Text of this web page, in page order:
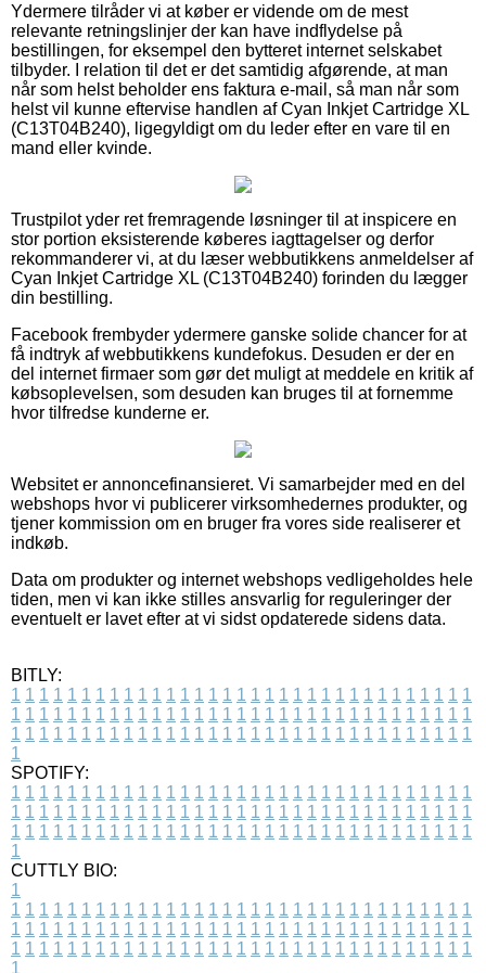
Ydermere tilråder vi at køber er vidende om de mest
relevante retningslinjer der kan have indflydelse på
bestillingen, for eksempel den bytteret internet selskabet
tilbyder. I relation til det er det samtidig afgørende, at man
når som helst beholder ens faktura e-mail, så man når som
helst vil kunne eftervise handlen af Cyan Inkjet Cartridge XL
(C13T04B240), ligegyldigt om du leder efter en vare til en
mand eller kvinde.
Trustpilot yder ret fremragende løsninger til at inspicere en
stor portion eksisterende køberes iagttagelser og derfor
rekommanderer vi, at du læser webbutikkens anmeldelser af
Cyan Inkjet Cartridge XL (C13T04B240) forinden du lægger
din bestilling.
Facebook frembyder ydermere ganske solide chancer for at
få indtryk af webbutikkens kundefokus. Desuden er der en
del internet firmaer som gør det muligt at meddele en kritik af
købsoplevelsen, som desuden kan bruges til at fornemme
hvor tilfredse kunderne er.
Websitet er annoncefinansieret. Vi samarbejder med en del
webshops hvor vi publicerer virksomhedernes produkter, og
tjener kommission om en bruger fra vores side realiserer et
indkøb.
Data om produkter og internet webshops vedligeholdes hele
tiden, men vi kan ikke stilles ansvarlig for reguleringer der
eventuelt er lavet efter at vi sidst opdaterede sidens data.
BITLY:
1 1 1 1 1 1 1 1 1 1 1 1 1 1 1 1 1 1 1 1 1 1 1 1 1 1 1 1 1 1 1 1 1
1 1 1 1 1 1 1 1 1 1 1 1 1 1 1 1 1 1 1 1 1 1 1 1 1 1 1 1 1 1 1 1 1
1 1 1 1 1 1 1 1 1 1 1 1 1 1 1 1 1 1 1 1 1 1 1 1 1 1 1 1 1 1 1 1 1
1
SPOTIFY:
1 1 1 1 1 1 1 1 1 1 1 1 1 1 1 1 1 1 1 1 1 1 1 1 1 1 1 1 1 1 1 1 1
1 1 1 1 1 1 1 1 1 1 1 1 1 1 1 1 1 1 1 1 1 1 1 1 1 1 1 1 1 1 1 1 1
1 1 1 1 1 1 1 1 1 1 1 1 1 1 1 1 1 1 1 1 1 1 1 1 1 1 1 1 1 1 1 1 1
1
CUTTLY BIO:
1
1 1 1 1 1 1 1 1 1 1 1 1 1 1 1 1 1 1 1 1 1 1 1 1 1 1 1 1 1 1 1 1 1
1 1 1 1 1 1 1 1 1 1 1 1 1 1 1 1 1 1 1 1 1 1 1 1 1 1 1 1 1 1 1 1 1
1 1 1 1 1 1 1 1 1 1 1 1 1 1 1 1 1 1 1 1 1 1 1 1 1 1 1 1 1 1 1 1 1
1